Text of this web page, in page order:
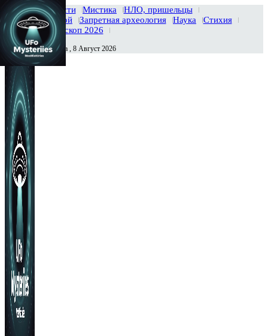
Главная Новости Мистика
НЛО, пришельцы
Тайны вселенной
Запретная археология Наука
Стихия
История
Гороскоп 2026
Сегодня Суббота , 8 Август 2026